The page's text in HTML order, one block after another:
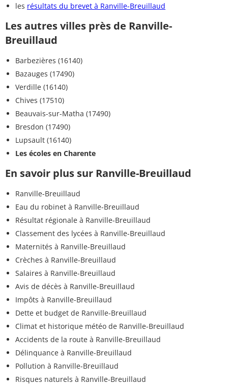
les résultats du brevet à Ranville-Breuillaud
Les autres villes près de Ranville-
Breuillaud
Barbezières (16140)
Bazauges (17490)
Verdille (16140)
Chives (17510)
Beauvais-sur-Matha (17490)
Bresdon (17490)
Lupsault (16140)
Les écoles en Charente
En savoir plus sur Ranville-Breuillaud
Ranville-Breuillaud
Eau du robinet à Ranville-Breuillaud
Résultat régionale à Ranville-Breuillaud
Classement des lycées à Ranville-Breuillaud
Maternités à Ranville-Breuillaud
Crèches à Ranville-Breuillaud
Salaires à Ranville-Breuillaud
Avis de décès à Ranville-Breuillaud
Impôts à Ranville-Breuillaud
Dette et budget de Ranville-Breuillaud
Climat et historique météo de Ranville-Breuillaud
Accidents de la route à Ranville-Breuillaud
Délinquance à Ranville-Breuillaud
Pollution à Ranville-Breuillaud
Risques naturels à Ranville-Breuillaud